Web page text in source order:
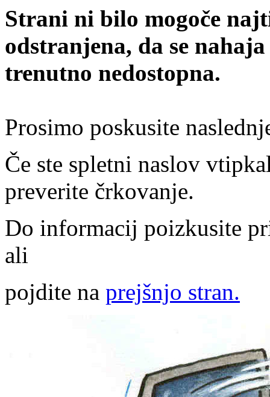
Strani ni bilo mogoče
odstranjena, da se
trenutno nedostopna.
Prosimo poskusite
Če ste spletni naslov
preverite črkovanje.
Do informacij poizkusite
ali
pojdite na prejšnjo stran.